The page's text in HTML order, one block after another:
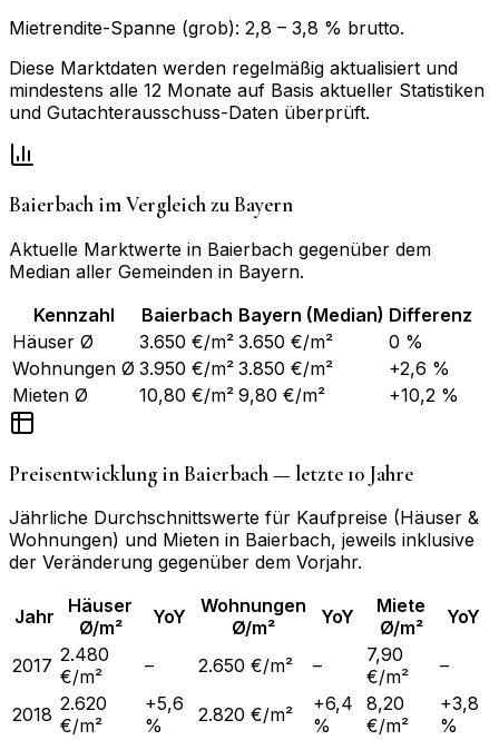
Mietrendite-Spanne (grob): 2,8 – 3,8 % brutto.
Diese Marktdaten werden regelmäßig aktualisiert und
mindestens alle 12 Monate auf Basis aktueller Statistiken
und Gutachterausschuss-Daten überprüft.
Baierbach im Vergleich zuBayern
Aktuelle Marktwerte in Baierbach gegenüber dem
Median aller Gemeinden in Bayern.
Kennzahl
Baierbach Bayern (Median) Differenz
Häuser Ø
3.650 €/m² 3.650 €/m²
0 %
Wohnungen Ø 3.950 €/m² 3.850 €/m²
+2,6 %
Mieten Ø
10,80 €/m² 9,80 €/m² +10,2 %
Preisentwicklung inBaierbach— letzte 10 Jahre
Jährliche Durchschnittswerte für Kaufpreise (Häuser &
Wohnungen) und Mieten in Baierbach, jeweils inklusive
der Veränderung gegenüber dem Vorjahr.
Jahr
Häuser
Ø/m²
YoY
Wohnungen
Ø/m²
YoY
Miete
Ø/m²
YoY
2017 2.480
€/m²
– 2.650 €/m² –
7,90
€/m²
–
2018 2.620
€/m²
+5,6
%
2.820 €/m²
+6,4
%
8,20
€/m²
+3,8
%